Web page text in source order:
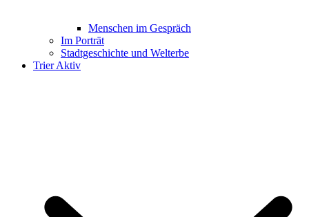
Menschen im Gespräch
Im Porträt
Stadtgeschichte und Welterbe
Trier Aktiv